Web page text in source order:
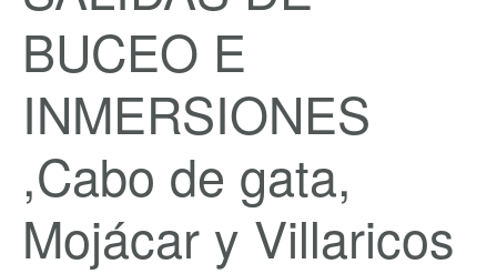
BUCEO E
INMERSIONES
,Cabo de gata,
Mojácar y Villaricos